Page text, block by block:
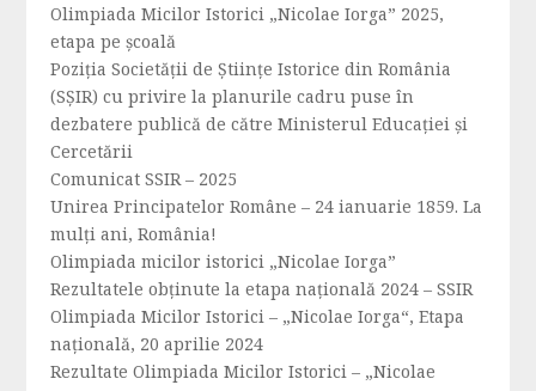
Olimpiada Micilor Istorici „Nicolae Iorga” 2025,
etapa pe școală
Poziția Societății de Științe Istorice din România
(SȘIR) cu privire la planurile cadru puse în
dezbatere publică de către Ministerul Educației și
Cercetării
Comunicat SSIR – 2025
Unirea Principatelor Române – 24 ianuarie 1859. La
mulți ani, România!
Olimpiada micilor istorici „Nicolae Iorga”
Rezultatele obținute la etapa națională 2024 – SSIR
Olimpiada Micilor Istorici – „Nicolae Iorga“, Etapa
națională, 20 aprilie 2024
Rezultate Olimpiada Micilor Istorici – „Nicolae